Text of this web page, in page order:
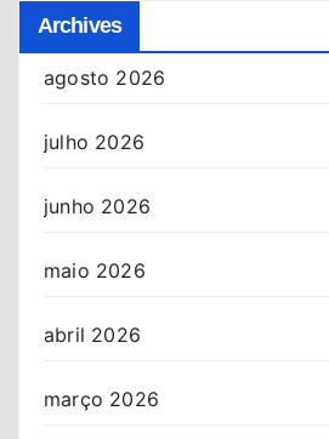
Archives
agosto 2026
julho 2026
junho 2026
maio 2026
abril 2026
março 2026